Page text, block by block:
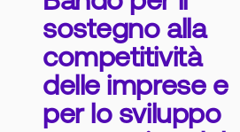
sostegno alla
competitività
delle imprese e
per lo sviluppo